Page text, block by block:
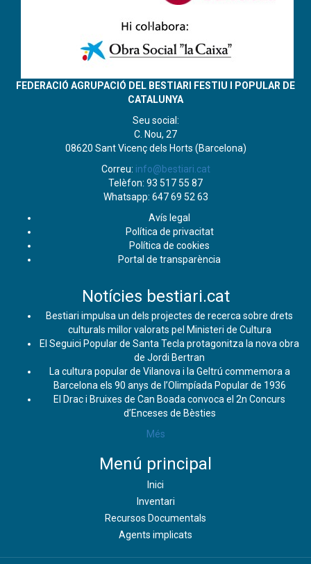
FEDERACIÓ AGRUPACIÓ DEL BESTIARI FESTIU I POPULAR DE
CATALUNYA
Seu social:
C. Nou, 27
08620 Sant Vicenç dels Horts (Barcelona)
Correu: info@bestiari.cat
Telèfon: 93 517 55 87
Whatsapp: 647 69 52 63
Avís legal
Política de privacitat
Política de cookies
Portal de transparència
Notícies bestiari.cat
Bestiari impulsa un dels projectes de recerca sobre drets
culturals millor valorats pel Ministeri de Cultura
El Seguici Popular de Santa Tecla protagonitza la nova obra
de Jordi Bertran
La cultura popular de Vilanova i la Geltrú commemora a
Barcelona els 90 anys de l’Olimpíada Popular de 1936
El Drac i Bruixes de Can Boada convoca el 2n Concurs
d’Enceses de Bèsties
Més
Menú principal
Inici
Inventari
Recursos Documentals
Agents implicats